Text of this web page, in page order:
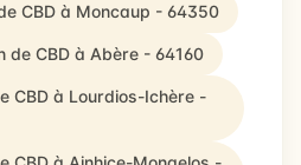
CBD à Moncaup - 64350
de CBD à Abère - 64160
CBD à Lourdios-Ichère -